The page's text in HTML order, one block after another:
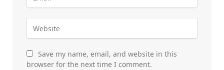
Save my name, email, and website in this
browser for the next time I comment.